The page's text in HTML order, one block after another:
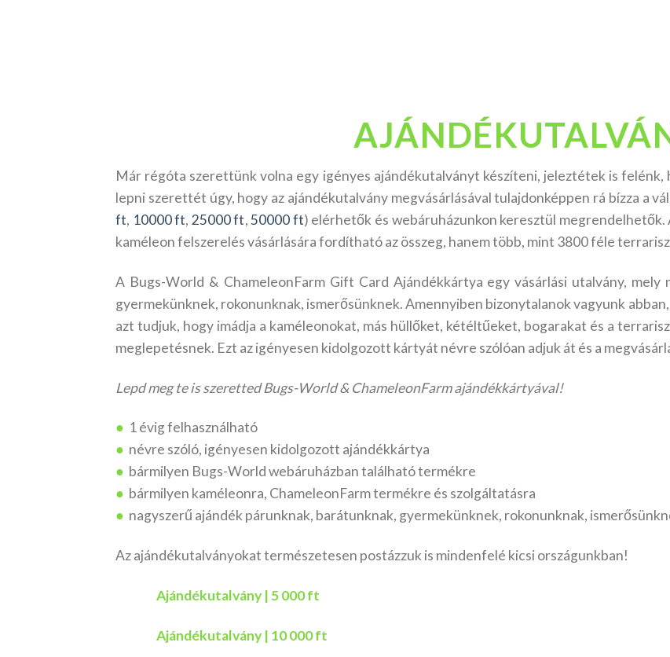
Már régóta szerettünk volna egy igényes ajándékutalványt készíteni, jeleztétek is felénk,
lepni szerettét úgy, hogy az ajándékutalvány megvásárlásával tulajdonképpen rá bízza a
ft, 10000 ft, 25000 ft,50000 ft) elérhetők és webáruházunkon keresztül megrendelhetők.
kaméleon felszerelés vásárlására fordítható az összeg, hanem több, mint 3800 féle
A Bugs-World & ChameleonFarm Gift Card Ajándékkártya egy vásárlási utalvány, mely
gyermekünknek, rokonunknak, ismerősünknek. Amennyiben bizonytalanok vagyunk
azt tudjuk, hogy imádja a kaméleonokat, más hüllőket, kétéltűeket, bogarakat és a
meglepetésnek. Ezt az igényesen kidolgozott kártyát névre szólóan adjuk át és a
Lepd meg te is szeretted Bugs-World & ChameleonFarm ajándékkártyával!
● 1 évig felhasználható
● névre szóló, igényesen kidolgozott ajándékkártya
● bármilyen Bugs-World webáruházban található termékre
● bármilyen kaméleonra, ChameleonFarm termékre és szolgáltatásra
● nagyszerű ajándék párunknak, barátunknak, gyermekünknek, rokonunknak,
Az ajándékutalványokat természetesen postázzuk is mindenfelé kicsi országunkban!
Ajándékutalvány | 5 000 ft
Ajándékutalvány | 10 000 ft